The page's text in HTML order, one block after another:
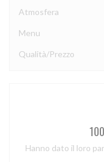
Atmosfera
Menu
Qualità/Prezzo
Hanno dato il loro